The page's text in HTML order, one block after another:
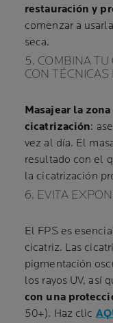
restauración y
comenzar a
seca.
5. COMBINA TU
CON
Masajear la
cicatrización:
vez al día. El
resultado con el
la cicatrización
6. EVITA
El FPS es
cicatriz. Las
pigmentación
los rayos UV, así
con una
50+). Haz clic